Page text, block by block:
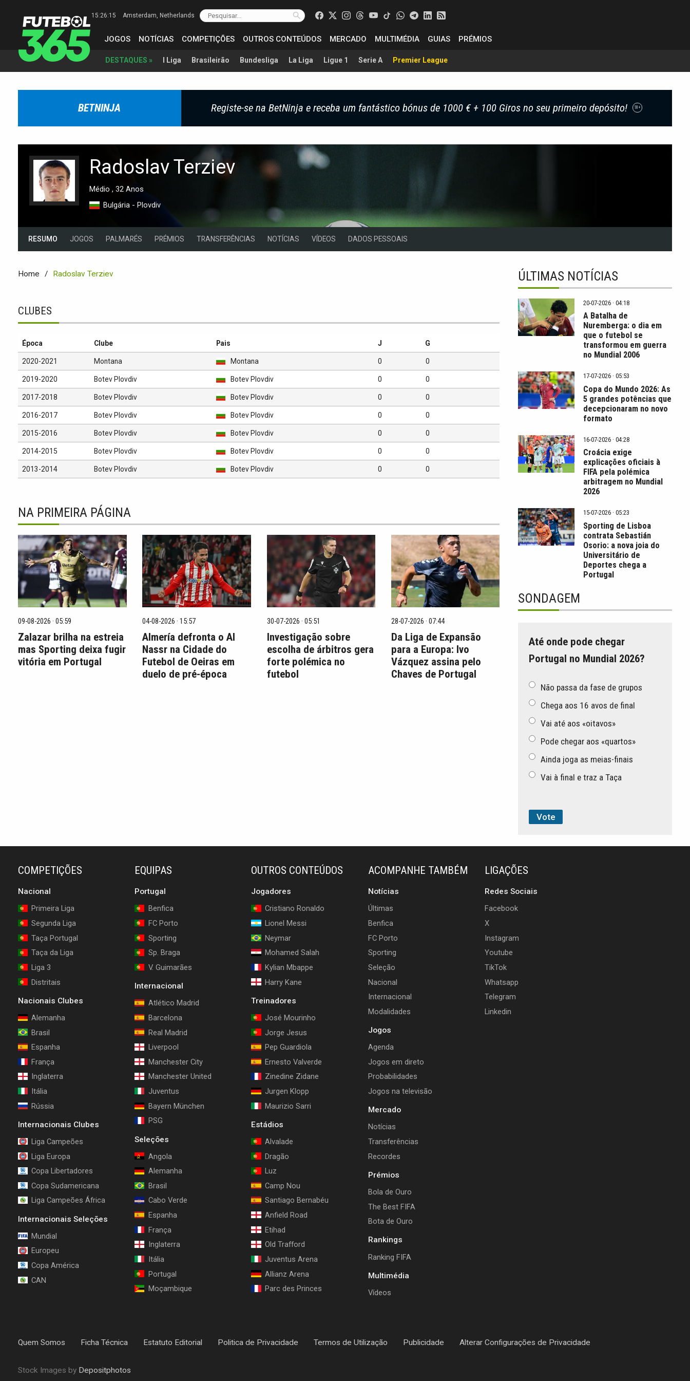
15:26:16 Amsterdam, Netherlands
JOGOS NOTÍCIAS COMPETIÇÕES OUTROS CONTEÚDOS MERCADO MULTIMÉDIA GUIAS PRÉMIOS
DESTAQUES » I Liga Brasileirão Bundesliga La Liga Ligue 1 Serie A Premier League
BETNINJA Registe-se na BetNinja e receba um fantástico bónus de 1000 € + 100 Giros no seu primeiro depósito! 18+
Radoslav Terziev
Médio , 32 Anos
Bulgária - Plovdiv
RESUMO JOGOS PALMARÉS PRÉMIOS TRANSFERÊNCIAS NOTÍCIAS VÍDEOS DADOS PESSOAIS
Home Radoslav Terziev
CLUBES
Época Clube Pais J G
2020-2021 Montana Montana 0 0
2019-2020 Botev Plovdiv Botev Plovdiv 0 0
2017-2018 Botev Plovdiv Botev Plovdiv 0 0
2016-2017 Botev Plovdiv Botev Plovdiv 0 0
2015-2016 Botev Plovdiv Botev Plovdiv 0 0
2014-2015 Botev Plovdiv Botev Plovdiv 0 0
2013-2014 Botev Plovdiv Botev Plovdiv 0 0
NA PRIMEIRA PÁGINA
09-08-2026 · 05:59
Zalazar brilha na estreia
mas Sporting deixa fugir
vitória em Portugal
04-08-2026 · 15:57
Almería defronta o Al
Nassr na Cidade do
Futebol de Oeiras em
duelo de pré-época
30-07-2026 · 05:51
Investigação sobre
escolha de árbitros gera
forte polémica no
futebol
28-07-2026 · 07:44
Da Liga de Expansão
para a Europa: Ivo
Vázquez assina pelo
Chaves de Portugal
ÚLTIMAS NOTÍCIAS
20-07-2026 · 04:18
A Batalha de
Nuremberga: o dia em
que o futebol se
transformou em guerra
no Mundial 2006
17-07-2026 · 05:53
Copa do Mundo 2026: As
5 grandes potências que
decepcionaram no novo
formato
16-07-2026 · 04:28
Croácia exige
explicações oficiais à
FIFA pela polémica
arbitragem no Mundial
2026
15-07-2026 · 05:23
Sporting de Lisboa
contrata Sebastián
Osorio: a nova joia do
Universitário de
Deportes chega a
Portugal
SONDAGEM
Até onde pode chegar
Portugal no Mundial 2026?
Não passa da fase de grupos
Chega aos 16 avos de final
Vai até aos «oitavos»
Pode chegar aos «quartos»
Ainda joga as meias-finais
Vai à final e traz a Taça
COMPETIÇÕES
Nacional
Primeira Liga
Segunda Liga
Taça Portugal
Taça da Liga
Liga 3
Distritais
Nacionais Clubes
Alemanha
Brasil
Espanha
França
Inglaterra
Itália
Rússia
Internacionais Clubes
Liga Campeões
Liga Europa
Copa Libertadores
Copa Sudamericana
Liga Campeões África
Internacionais Seleções
Mundial
Europeu
Copa América
CAN
EQUIPAS
Portugal
Benfica
FC Porto
Sporting
Sp. Braga
V. Guimarães
Internacional
Atlético Madrid
Barcelona
Real Madrid
Liverpool
Manchester City
Manchester United
Juventus
Bayern München
PSG
Seleções
Angola
Alemanha
Brasil
Cabo Verde
Espanha
França
Inglaterra
Itália
Portugal
Moçambique
OUTROS CONTEÚDOS
Jogadores
Cristiano Ronaldo
Lionel Messi
Neymar
Mohamed Salah
Kylian Mbappe
Harry Kane
Treinadores
José Mourinho
Jorge Jesus
Pep Guardiola
Ernesto Valverde
Zinedine Zidane
Jurgen Klopp
Maurizio Sarri
Estádios
Alvalade
Dragão
Luz
Camp Nou
Santiago Bernabéu
Anfield Road
Etihad
Old Trafford
Juventus Arena
Allianz Arena
Parc des Princes
ACOMPANHE TAMBÉM
Notícias
Últimas
Benfica
FC Porto
Sporting
Seleção
Nacional
Internacional
Modalidades
Jogos
Agenda
Jogos em direto
Probabilidades
Jogos na televisão
Mercado
Notícias
Transferências
Recordes
Prémios
Bola de Ouro
The Best FIFA
Bota de Ouro
Rankings
Ranking FIFA
Multimédia
Vídeos
LIGAÇÕES
Redes Sociais
Facebook
X
Instagram
Youtube
TikTok
Whatsapp
Telegram
Linkedin
Quem Somos Ficha Técnica Estatuto Editorial Politica de Privacidade Termos de Utilização Publicidade Alterar Configurações de Privacidade
Stock Images by Depositphotos